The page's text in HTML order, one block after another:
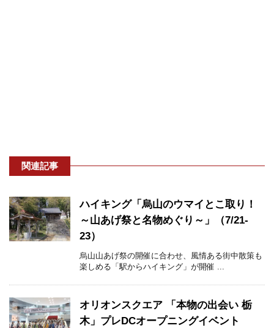
関連記事
ハイキング「烏山のウマイとこ取り！
～山あげ祭と名物めぐり～」（7/21-
23）
烏山山あげ祭の開催に合わせ、風情ある街中散策も
楽しめる「駅からハイキング」が開催 ...
オリオンスクエア 「本物の出会い 栃
木」プレDCオープニングイベント